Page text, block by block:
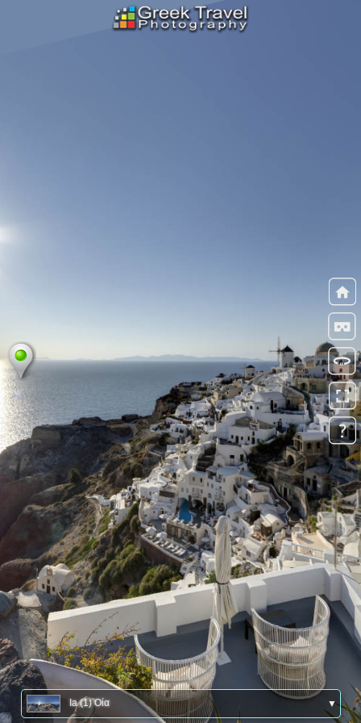
▼
Ia (1) Οία